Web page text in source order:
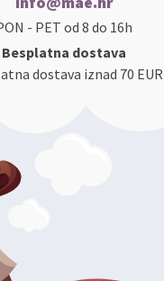
- PET od 8 do 16h
Besplatna dostava
dostava iznad 70 EUR